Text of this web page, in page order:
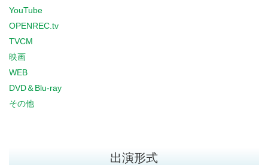
YouTube
OPENREC.tv
TVCM
映画
WEB
DVD＆Blu-ray
その他
出演形式